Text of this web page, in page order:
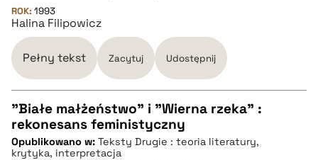
pobierz cytat
BIBTEX
ROK: 1993
Halina Filipowicz
Pełny tekst Zacytuj Udostępnij
CZYSTY TEKST
"Białe małżeństwo" i "Wierna rzeka" :
rekonesans feministyczny
Opublikowano w: Teksty Drugie : teoria literatury,
krytyka, interpretacja